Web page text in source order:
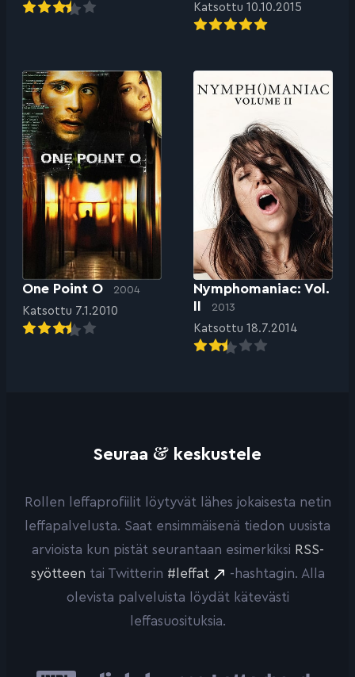
Katsottu 10.10.2015
One Point O 2004
Katsottu 7.1.2010
Nymphomaniac: Vol.
II
2013
Katsottu 18.7.2014
Seuraa & keskustele
Rollen leffaprofiilit löytyvät lähes jokaisesta netin
leffapalvelusta. Saat ensimmäisenä tiedon uusista
arvioista kun pistät seurantaan esimerkiksi RSS-
syötteen tai Twitterin #leffat
-hashtagin. Alla
olevista palveluista löydät kätevästi
leffasuosituksia.